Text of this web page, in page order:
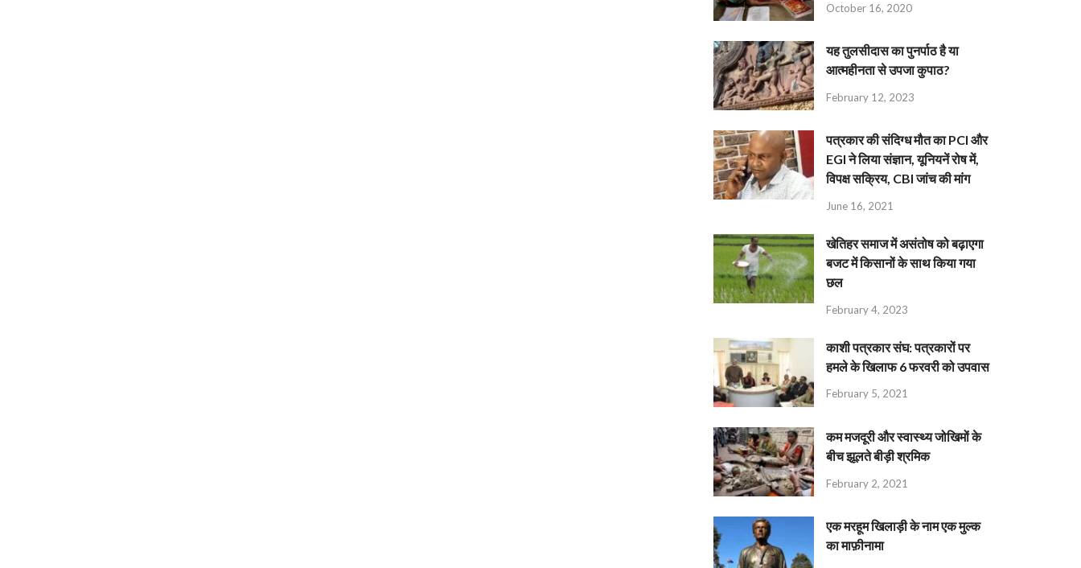
October 16, 2020
यह तुलसीदास का पुनर्पाठ है या
आत्महीनता से उपजा कुपाठ?
February 12, 2023
पत्रकार की संदिग्ध मौत का PCI और
EGI ने लिया संज्ञान, यूनियनें रोष में,
विपक्ष सक्रिय, CBI जांच की मांग
June 16, 2021
खेतिहर समाज में असंतोष को बढ़ाएगा
बजट में किसानों के साथ किया गया
छल
February 4, 2023
काशी पत्रकार संघ: पत्रकारों पर
हमले के खिलाफ 6 फरवरी को उपवास
February 5, 2021
कम मजदूरी और स्वास्थ्य जोखिमों के
बीच झूलते बीड़ी श्रमिक
February 2, 2021
एक मरहूम खिलाड़ी के नाम एक मुल्क
का माफ़ीनामा